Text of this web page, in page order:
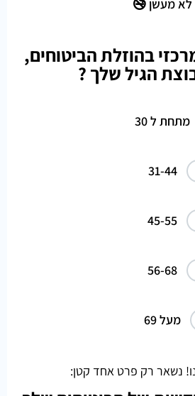
לא מעשן 🚭
בהוזלת הביטוחים,
הגיל שלך ?
מתחת ל 30
31-44
45-55
56-68
מעל 69
נשאר רק פרט אחד קטן: